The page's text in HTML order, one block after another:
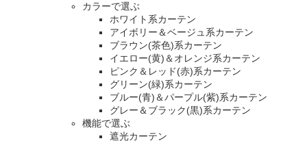
カラーで選ぶ
ホワイト系カーテン
アイボリー＆ベージュ系カーテン
ブラウン(茶色)系カーテン
イエロー(黄)＆オレンジ系カーテン
ピンク＆レッド(赤)系カーテン
グリーン(緑)系カーテン
ブルー(青)＆パープル(紫)系カーテン
グレー＆ブラック(黒)系カーテン
機能で選ぶ
遮光カーテン